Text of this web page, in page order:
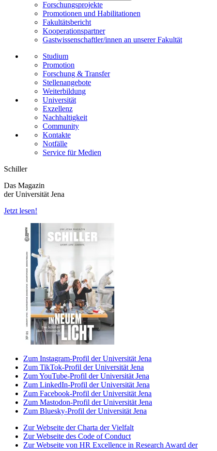
Forschungsprojekte
Promotionen und Habilitationen
Fakultätsbericht
Kooperationspartner
Gastwissenschaftler/innen an unserer Fakultät
Studium
Promotion
Forschung & Transfer
Stellenangebote
Weiterbildung
Universität
Exzellenz
Nachhaltigkeit
Community
Kontakte
Notfälle
Service für Medien
Schiller
Das Magazin
der Universität Jena
Jetzt lesen!
Zum Instagram-Profil der Universität Jena
Zum TikTok-Profil der Universität Jena
Zum YouTube-Profil der Universität Jena
Zum LinkedIn-Profil der Universität Jena
Zum Facebook-Profil der Universität Jena
Zum Mastodon-Profil der Universität Jena
Zum Bluesky-Profil der Universität Jena
Zur Webseite der Charta der Vielfalt
Zur Webseite des Code of Conduct
Zur Webseite von HR Excellence in Research Award der